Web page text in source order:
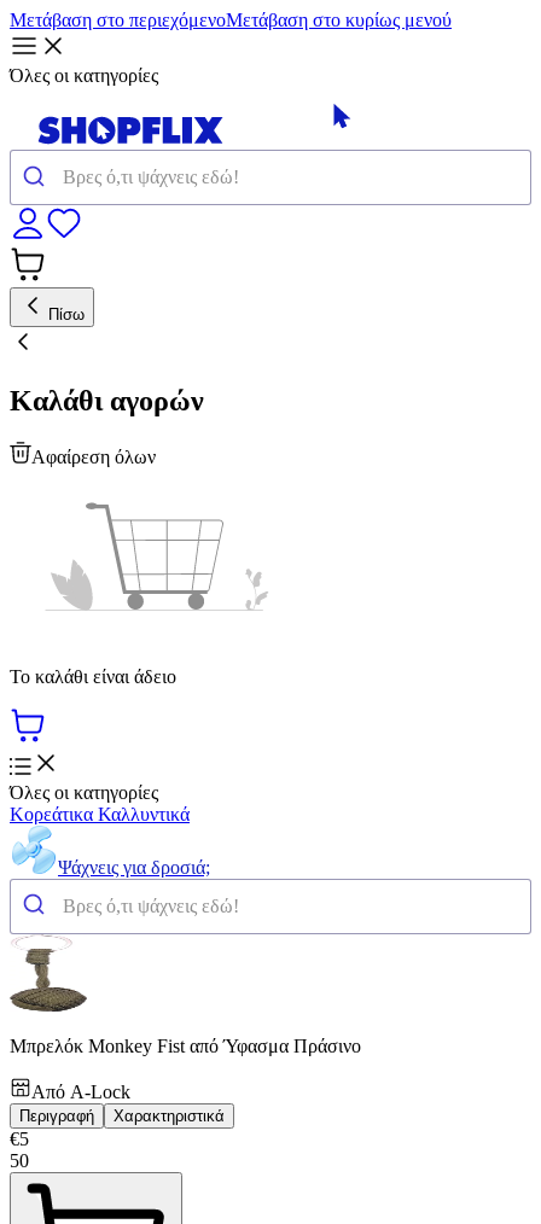
Μετάβαση στο περιεχόμενοΜετάβαση στο κυρίως μενού
Όλες οι κατηγορίες
Πίσω
Καλάθι αγορών
Αφαίρεση όλων
Το καλάθι είναι άδειο
Όλες οι κατηγορίες
Κορεάτικα Καλλυντικά
Ψάχνεις για δροσιά;
Μπρελόκ Monkey Fist από Ύφασμα Πράσινο
Από A-Lock
Περιγραφή Χαρακτηριστικά
€5
50